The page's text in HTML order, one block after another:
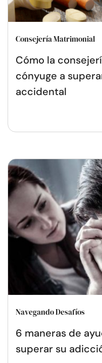
Consejería Matrimonial
Cómo la
cónyuge a
accidental
Navegando Desafíos
6 maneras de
superar su